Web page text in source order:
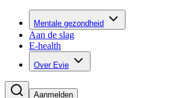
Mentale gezondheid
Aan de slag
E-health
Over Evie
Aanmelden